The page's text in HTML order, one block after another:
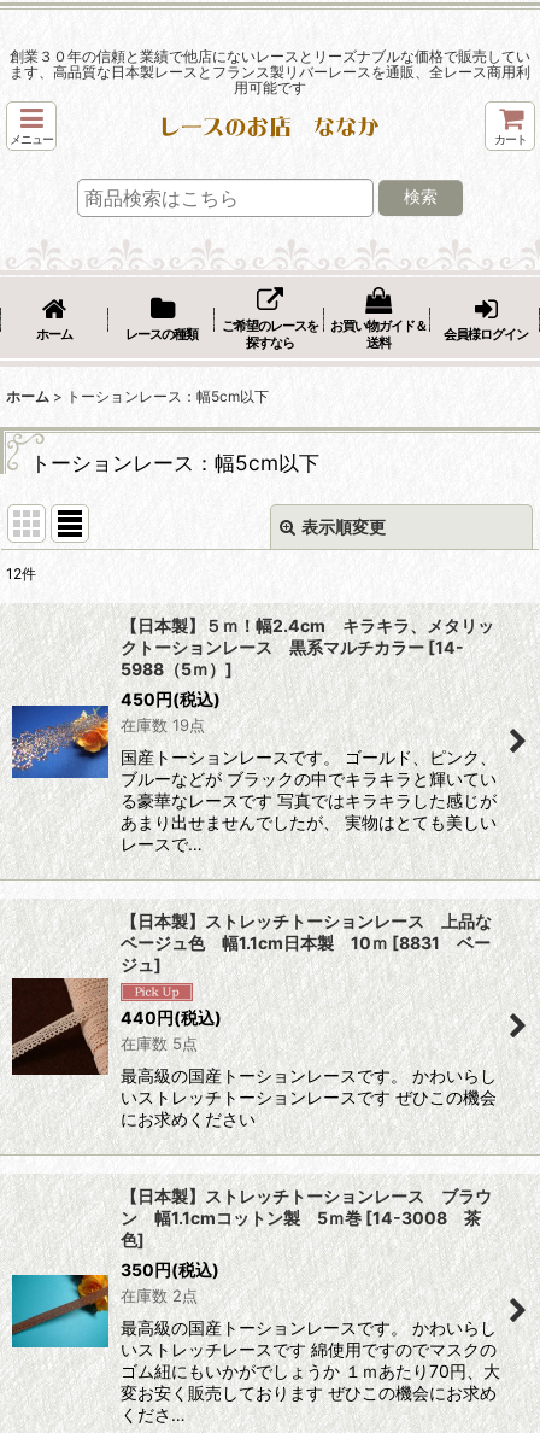
創業３０年の信頼と業績で他店にないレースとリーズナブルな価格で販売してい
ます、高品質な日本製レースとフランス製リバーレースを通販、全レース商用利
用可能です
メニュー カート
検索
ホーム レースの種類
ご希望のレースを
探すなら
お買い物ガイド＆
送料
会員様ログイン
ホーム > トーションレース：幅5cm以下
トーションレース：幅5cm以下
表示順変更
在庫あり
並び順:
絞り込む
12件
【日本製】５ｍ！幅2.4cm キラキラ、メタリッ
クトーションレース 黒系マルチカラー [14-
5988（5ｍ）]
450円(税込)
在庫数 19点
国産トーションレースです。 ゴールド、ピンク、
ブルーなどが ブラックの中でキラキラと輝いてい
る豪華なレースです 写真ではキラキラした感じが
あまり出せませんでしたが、 実物はとても美しい
レースで…
【日本製】ストレッチトーションレース 上品な
ベージュ色 幅1.1cm日本製 10ｍ [8831 ベー
ジュ]
440円(税込)
在庫数 5点
最高級の国産トーションレースです。 かわいらし
いストレッチトーションレースです ぜひこの機会
にお求めください
【日本製】ストレッチトーションレース ブラウ
ン 幅1.1cmコットン製 5ｍ巻[14-3008 茶
色]
350円(税込)
在庫数 2点
最高級の国産トーションレースです。 かわいらし
いストレッチレースです 綿使用ですのでマスクの
ゴム紐にもいかがでしょうか １ｍあたり70円、大
変お安く販売しております ぜひこの機会にお求め
くださ…